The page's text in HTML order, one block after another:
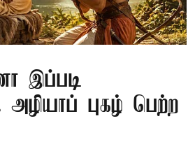
இப்படி
அழியாப் புகழ் பெற்ற